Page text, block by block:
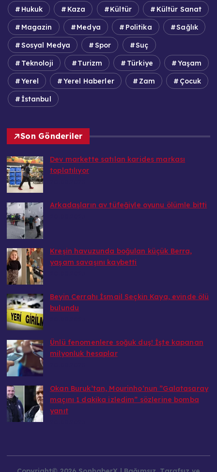
Hukuk Kaza Kültür Kültür Sanat
Magazin Medya Politika Sağlık
Sosyal Medya Spor Suç
Teknoloji Turizm Türkiye Yaşam
Yerel Yerel Haberler Zam Çocuk
İstanbul
Son Gönderiler
Dev markette satılan karides markası
toplatılıyor
Arkadaşların av tüfeğiyle oyunu ölümle bitti
Kreşin havuzunda boğulan küçük Berra,
yaşam savaşını kaybetti
Beyin Cerrahı İsmail Seçkin Kaya, evinde ölü
bulundu
Ünlü fenomenlere soğuk duş! İşte kapanan
milyonluk hesaplar
Okan Buruk’tan, Mourinho’nun ”Galatasaray
maçını 1 dakika izledim” sözlerine bomba
yanıt